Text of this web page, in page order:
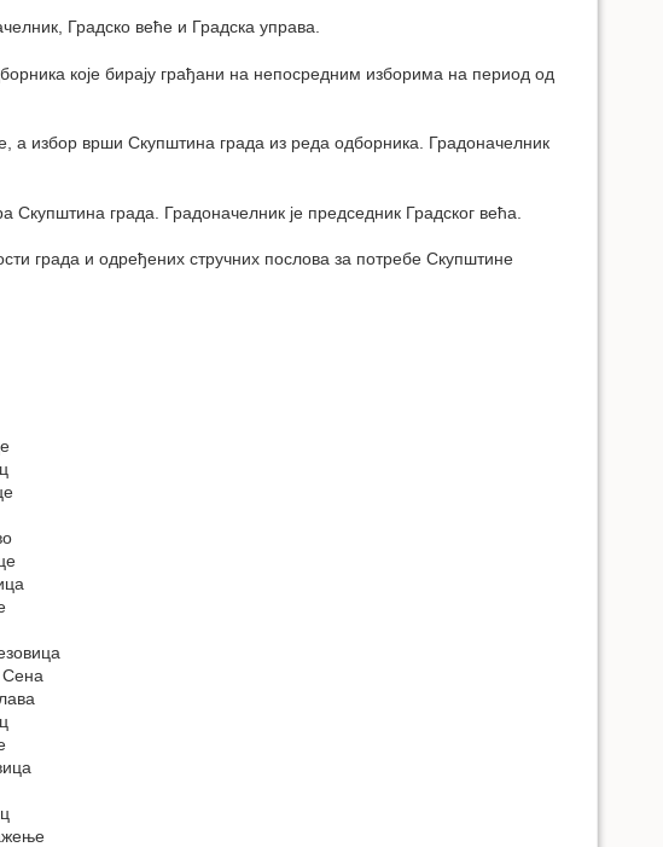
Градско веће и Градска управа.
које бирају грађани на непосредним изборима на период од
а избор врши Скупштина града из реда одборника. Градоначелник
града. Градоначелник је председник Градског већа.
града и одређених стручних послова за потребе Скупштине
Сена